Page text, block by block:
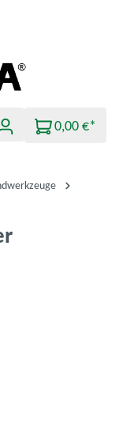
0,00 €*